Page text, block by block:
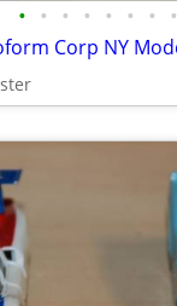
• • • • • • • •